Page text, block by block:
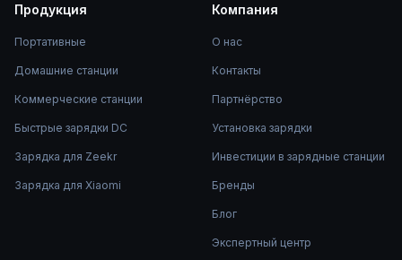
Продукция
Портативные
Домашние станции
Коммерческие станции
Быстрые зарядки DC
Зарядка для Zeekr
Зарядка для Xiaomi
Компания
О нас
Контакты
Партнёрство
Установка зарядки
Инвестиции в зарядные станции
Бренды
Блог
Экспертный центр